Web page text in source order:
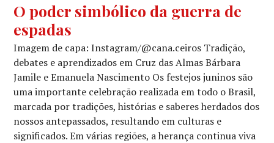
O poder simbólico da guerra de
espadas
Imagem de capa: Instagram/@cana.ceiros Tradição,
debates e aprendizados em Cruz das Almas Bárbara
Jamile e Emanuela Nascimento Os festejos juninos são
uma importante celebração realizada em todo o Brasil,
marcada por tradições, histórias e saberes herdados dos
nossos antepassados, resultando em culturas e
significados. Em várias regiões, a herança continua viva